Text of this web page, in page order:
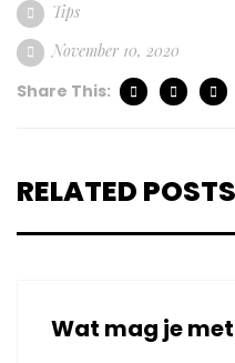
Tips
November 10, 2020
Share This:
RELATED POSTS
Wat mag je